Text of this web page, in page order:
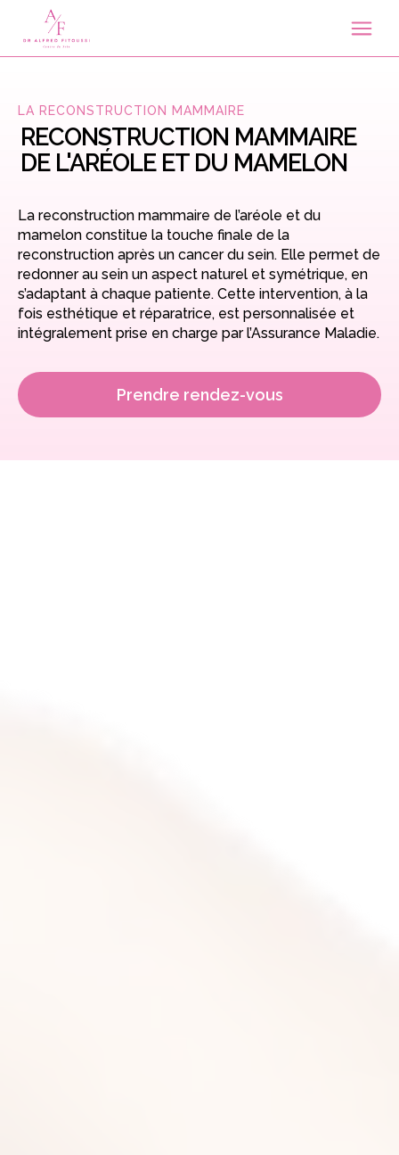
LA RECONSTRUCTION MAMMAIRE
RECONSTRUCTION MAMMAIRE
DE L'ARÉOLE ET DU MAMELON
La reconstruction mammaire de l’aréole et du
mamelon constitue la touche finale de la
reconstruction après un cancer du sein. Elle permet de
redonner au sein un aspect naturel et symétrique, en
s’adaptant à chaque patiente. Cette intervention, à la
fois esthétique et réparatrice, est personnalisée et
intégralement prise en charge par l’Assurance Maladie.
Prendre rendez-vous